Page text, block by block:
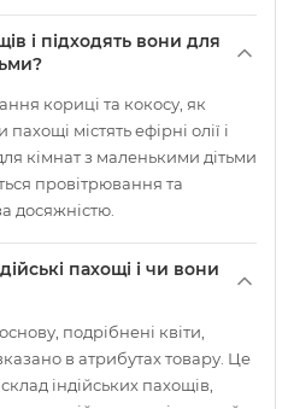
і підходять вони для
кориці та кокосу, як
містять ефірні олії і
кімнат з маленькими дітьми
провітрювання та
досяжністю.
пахощі і чи вони
подрібнені квіти,
в атрибутах товару. Це
індійських пахощів,